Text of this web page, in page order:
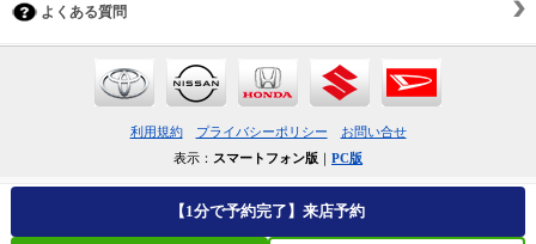
【1分で予約完了】来店予約
よくある質問
利用規約 プライバシーポリシー
お問い合せ
表示： スマートフォン版 PC版